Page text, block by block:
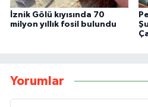
İznik Gölü kıyısında 70
milyon yıllık fosil bulundu
Yorumlar